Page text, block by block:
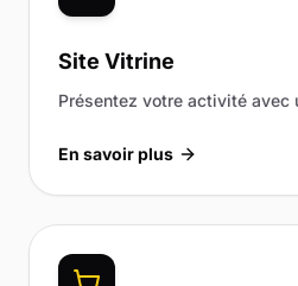
Site Vitrine
Présentez votre activité avec
En savoir plus